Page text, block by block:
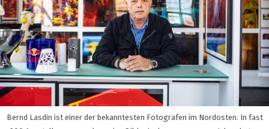
Bernd Lasdin ist einer der bekanntesten Fotografen im Nordosten. In fast